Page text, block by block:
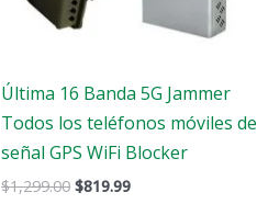
Última 16 Banda 5G Jammer
Todos los teléfonos móviles de
señal GPS WiFi Blocker
$1,299.00 $819.99